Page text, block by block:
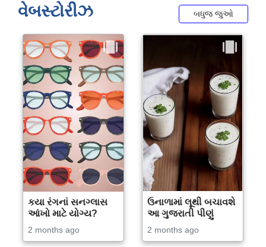
વેબસ્ટોરીઝ બધુજ જુઓ
કયા રંગનાં સનગ્લાસ
આંખો માટે યોગ્ય?
2 months ago
ઉનાળામાં લૂથી બચાવશે
આ ગુજરાતી પીણું
2 months ago